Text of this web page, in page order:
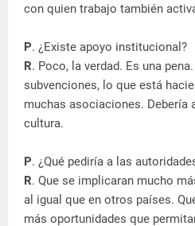
con quien trabajo también
P. ¿Existe apoyo institucional?
R. Poco, la verdad. Es una
subvenciones, lo que está
muchas asociaciones. Debería
cultura.
P. ¿Qué pediría a las
R. Que se implicaran mucho
al igual que en otros países.
más oportunidades que